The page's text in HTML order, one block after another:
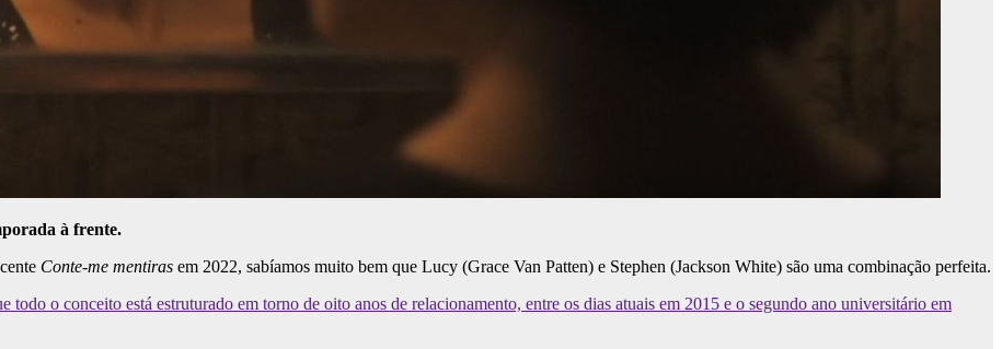
à frente.
Conte-me mentiras em 2022, sabíamos muito bem que Lucy (Grace Van Patten) e Stephen (Jackson White) são uma combinação perfeita.
o conceito está estruturado em torno de oito anos de relacionamento, entre os dias atuais em 2015 e o segundo ano universitário em